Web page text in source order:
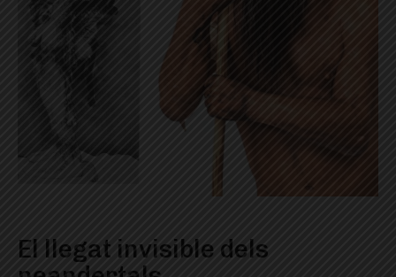
El llegat invisible dels